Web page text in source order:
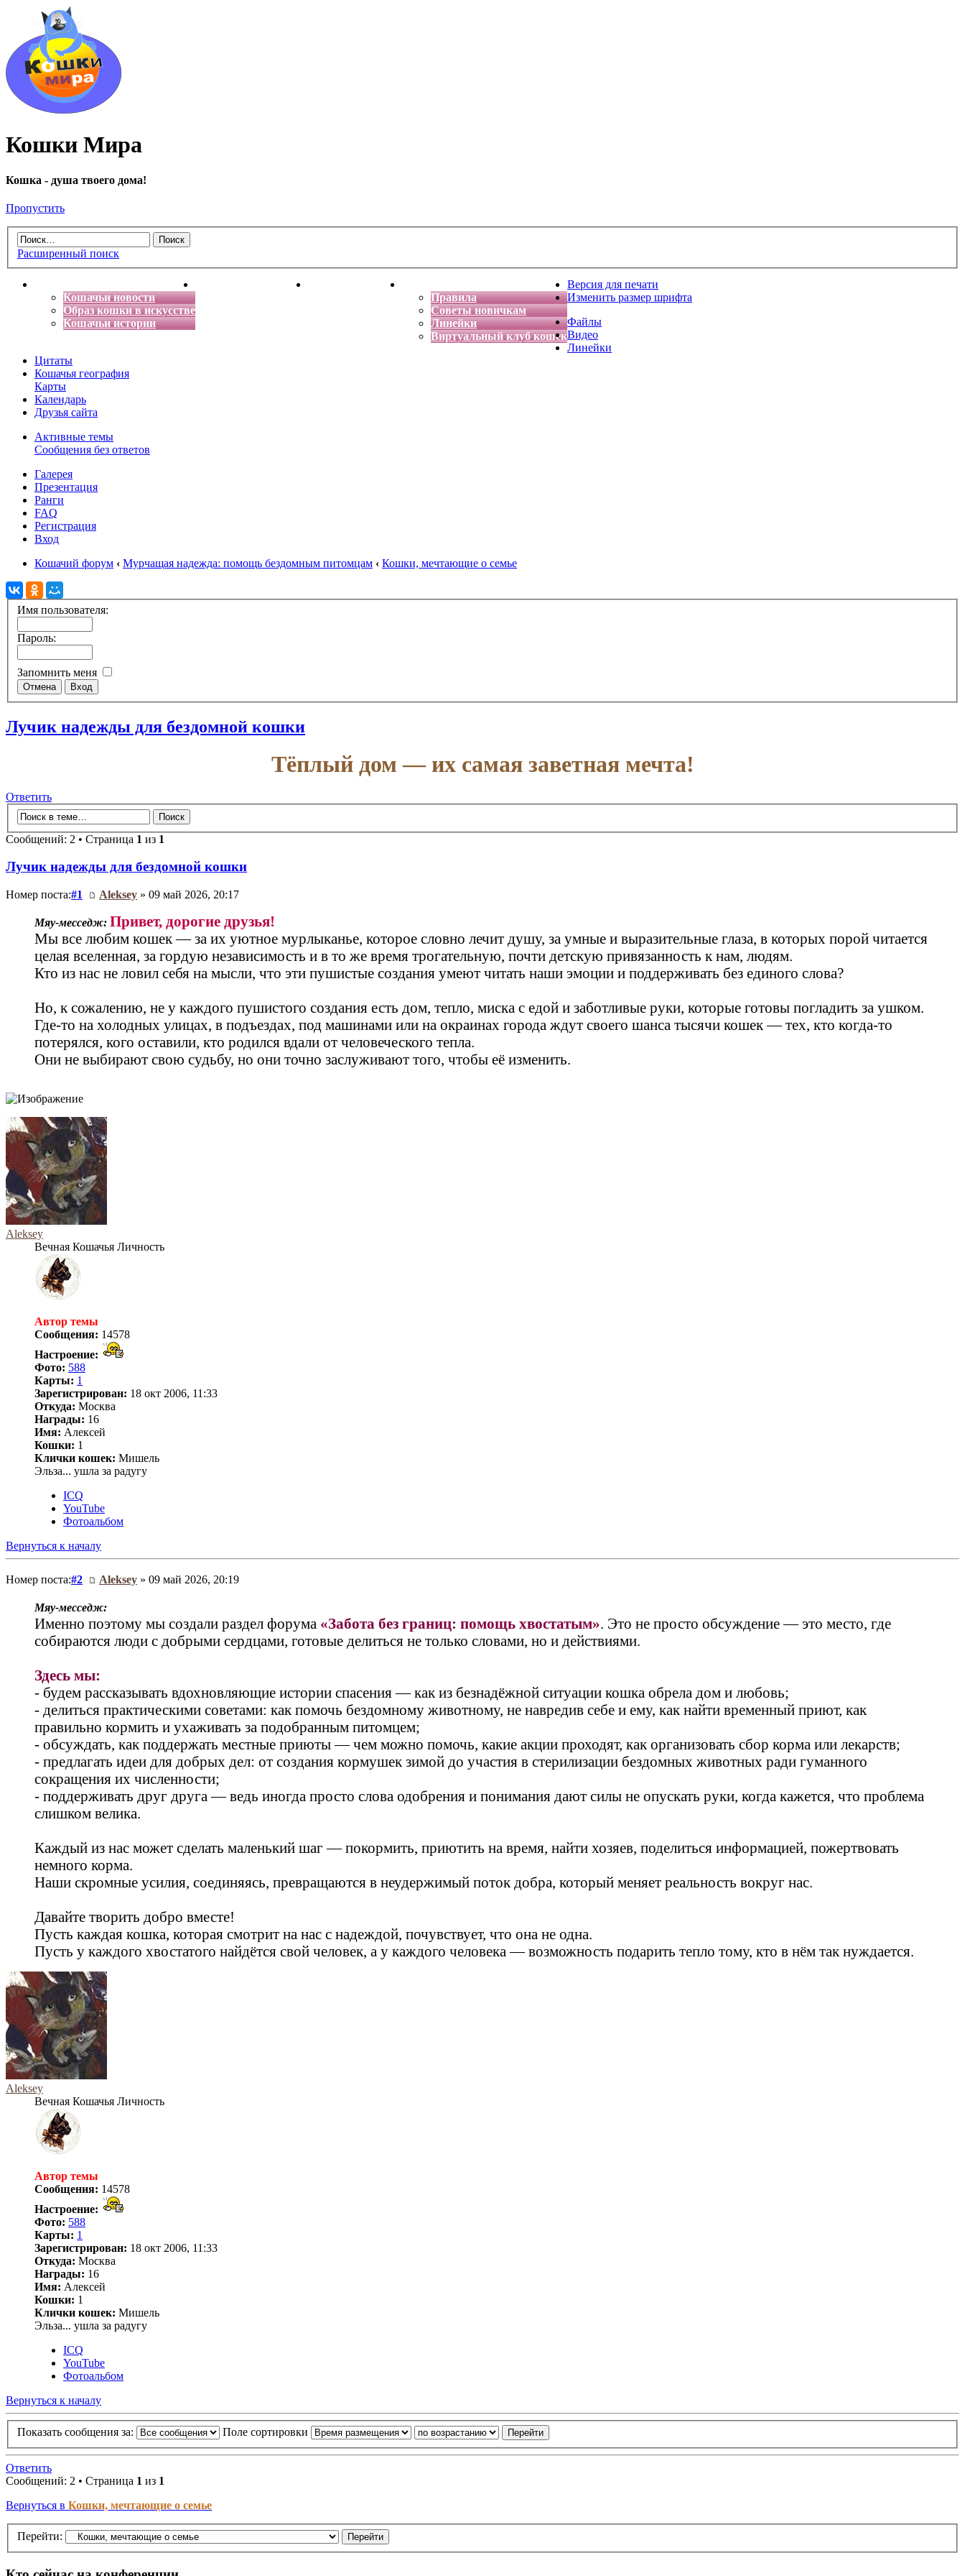
Кошки Мира
Кошка - душа твоего дома!
Пропустить
Расширенный поиск
Кошачьи новости
Образ кошки в искусстве
Кошачьи истории
Энциклопедия кошек Детская фантазия
Правила
Советы новичкам
Линейки
Виртуальный клуб кошек
Версия для печати
Изменить размер шрифта
Файлы
Видео
Линейки
Цитаты
Кошачья география
Карты
Календарь
Друзья сайта
Активные темы
Сообщения без ответов
Галерея
Презентация
Ранги
FAQ
Регистрация
Вход
Кошачий форум ‹ Мурчащая надежда: помощь бездомным питомцам ‹ Кошки, мечтающие о семье
Имя пользователя:
Пароль:
Запомнить меня
Лучик надежды для бездомной кошки
Тёплый дом — их самая заветная мечта!
Ответить
Сообщений: 2 • Страница 1 из 1
Лучик надежды для бездомной кошки
Номер поста:#1 Aleksey » 09 май 2026, 20:17
Мяу‑месседж: Привет, дорогие друзья!
Мы все любим кошек — за их уютное мурлыканье, которое словно лечит душу, за умные и выразительные глаза, в которых порой читается
целая вселенная, за гордую независимость и в то же время трогательную, почти детскую привязанность к нам, людям.
Кто из нас не ловил себя на мысли, что эти пушистые создания умеют читать наши эмоции и поддерживать без единого слова?
Но, к сожалению, не у каждого пушистого создания есть дом, тепло, миска с едой и заботливые руки, которые готовы погладить за ушком.
Где‑то на холодных улицах, в подъездах, под машинами или на окраинах города ждут своего шанса тысячи кошек — тех, кто когда‑то
потерялся, кого оставили, кто родился вдали от человеческого тепла.
Они не выбирают свою судьбу, но они точно заслуживают того, чтобы её изменить.
Aleksey
Вечная Кошачья Личность
Автор темы
Сообщения: 14578
Настроение:
Фото: 588
Карты: 1
Зарегистрирован: 18 окт 2006, 11:33
Откуда: Москва
Награды: 16
Имя: Алексей
Кошки: 1
Клички кошек: Мишель
Эльза... ушла за радугу
ICQ
YouTube
Фотоальбом
Вернуться к началу
Номер поста:#2 Aleksey » 09 май 2026, 20:19
Мяу‑месседж:
Именно поэтому мы создали раздел форума «Забота без границ: помощь хвостатым». Это не просто обсуждение — это место, где
собираются люди с добрыми сердцами, готовые делиться не только словами, но и действиями.
Здесь мы:
- будем рассказывать вдохновляющие истории спасения — как из безнадёжной ситуации кошка обрела дом и любовь;
- делиться практическими советами: как помочь бездомному животному, не навредив себе и ему, как найти временный приют, как
правильно кормить и ухаживать за подобранным питомцем;
- обсуждать, как поддержать местные приюты — чем можно помочь, какие акции проходят, как организовать сбор корма или лекарств;
- предлагать идеи для добрых дел: от создания кормушек зимой до участия в стерилизации бездомных животных ради гуманного
сокращения их численности;
- поддерживать друг друга — ведь иногда просто слова одобрения и понимания дают силы не опускать руки, когда кажется, что проблема
слишком велика.
Каждый из нас может сделать маленький шаг — покормить, приютить на время, найти хозяев, поделиться информацией, пожертвовать
немного корма.
Наши скромные усилия, соединяясь, превращаются в неудержимый поток добра, который меняет реальность вокруг нас.
Давайте творить добро вместе!
Пусть каждая кошка, которая смотрит на нас с надеждой, почувствует, что она не одна.
Пусть у каждого хвостатого найдётся свой человек, а у каждого человека — возможность подарить тепло тому, кто в нём так нуждается.
Aleksey
Вечная Кошачья Личность
Автор темы
Сообщения: 14578
Настроение:
Фото: 588
Карты: 1
Зарегистрирован: 18 окт 2006, 11:33
Откуда: Москва
Награды: 16
Имя: Алексей
Кошки: 1
Клички кошек: Мишель
Эльза... ушла за радугу
ICQ
YouTube
Фотоальбом
Вернуться к началу
Показать сообщения за: Поле сортировки
Ответить
Сообщений: 2 • Страница 1 из 1
Вернуться в Кошки, мечтающие о семье
Перейти: